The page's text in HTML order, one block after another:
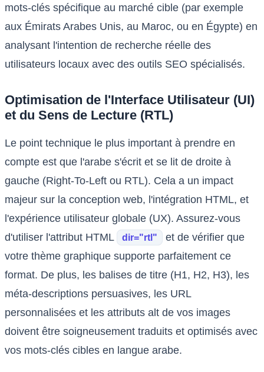
mots-clés spécifique au marché cible (par exemple
aux Émirats Arabes Unis, au Maroc, ou en Égypte) en
analysant l'intention de recherche réelle des
utilisateurs locaux avec des outils SEO spécialisés.
Optimisation de l'Interface Utilisateur (UI)
et du Sens de Lecture (RTL)
Le point technique le plus important à prendre en
compte est que l'arabe s'écrit et se lit de droite à
gauche (Right-To-Left ou RTL). Cela a un impact
majeur sur la conception web, l'intégration HTML, et
l'expérience utilisateur globale (UX). Assurez-vous
d'utiliser l'attribut HTML
dir="rtl"
et de vérifier que
votre thème graphique supporte parfaitement ce
format. De plus, les balises de titre (H1, H2, H3), les
méta-descriptions persuasives, les URL
personnalisées et les attributs alt de vos images
doivent être soigneusement traduits et optimisés avec
vos mots-clés cibles en langue arabe.